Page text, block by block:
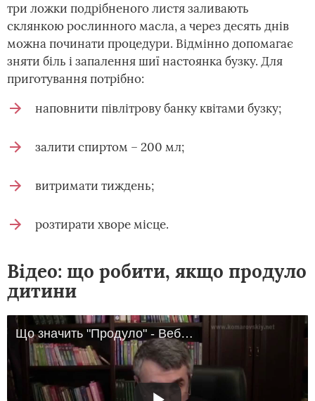
три ложки подрібненого листя заливають
склянкою рослинного масла, а через десять днів
можна починати процедури. Відмінно допомагає
зняти біль і запалення шиї настоянка бузку. Для
приготування потрібно:
наповнити півлітрову банку квітами бузку;
залити спиртом – 200 мл;
витримати тиждень;
розтирати хворе місце.
Відео: що робити, якщо продуло
дитини
Що значить "Продуло" - Вебінар Доктор Комаровський